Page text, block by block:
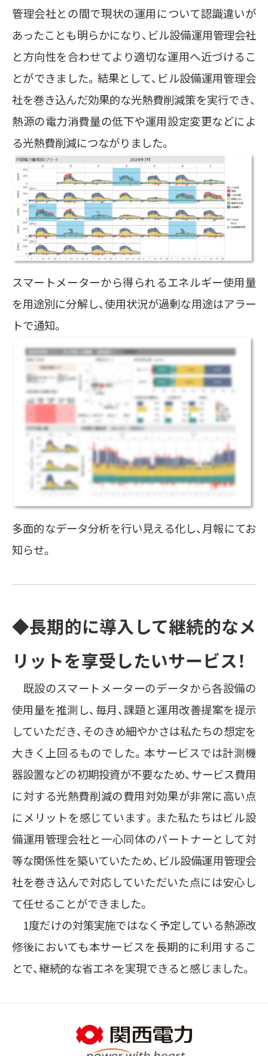
管理会社との間で現状の運用について認識違いが
あったことも明らかになり、ビル設備運用管理会社
と方向性を合わせてより適切な運用へ近づけるこ
とができました。結果として、ビル設備運用管理会
社を巻き込んだ効果的な光熱費削減策を実行でき、
熱源の電力消費量の低下や運用設定変更などによ
る光熱費削減につながりました。
スマートメーターから得られるエネルギー使用量
を用途別に分解し、使用状況が過剰な用途はアラー
トで通知。
多面的なデータ分析を行い見える化し、月報にてお
知らせ。
◆長期的に導入して継続的なメ
リットを享受したいサービス！
既設のスマートメーターのデータから各設備の
使用量を推測し、毎月、課題と運用改善提案を提示
していただき、そのきめ細やかさは私たちの想定を
大きく上回るものでした。本サービスでは計測機
器設置などの初期投資が不要なため、サービス費用
に対する光熱費削減の費用対効果が非常に高い点
にメリットを感じています。また私たちはビル設
備運用管理会社と一心同体のパートナーとして対
等な関係性を築いていたため、ビル設備運用管理会
社を巻き込んで対応していただいた点には安心し
て任せることができました。
1度だけの対策実施ではなく予定している熱源改
修後においても本サービスを長期的に利用するこ
とで、継続的な省エネを実現できると感じました。